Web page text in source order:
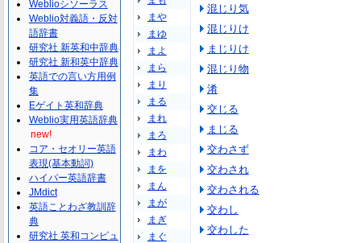
まや
まゆ
まよ
まら
まり
まる
まれ
まろ
まわ
まを
まん
まが
まぎ
まぐ
混じり気
混じりけ
まじりけ
混じり物
淆
交じる
まじる
交わさず
交わされ
交わされる
交わし
交わした
Weblioシソーラス
Weblio対義語・反対
語辞書
研究社 新英和中辞典
研究社 新和英中辞典
英語での言い方用例
集
Eゲイト英和辞典
Weblio実用英語辞典
new!
コア・セオリー英語
表現(基本動詞)
ハイパー英語辞書
JMdict
英語ことわざ教訓辞
典
研究社 英和コンピュ